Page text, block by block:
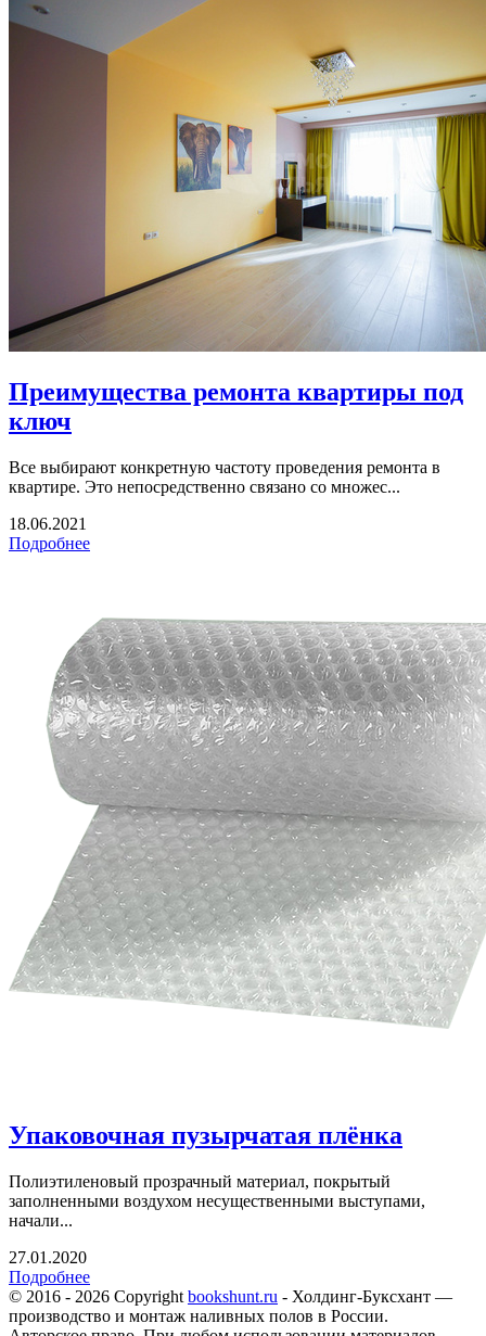
Преимущества ремонта квартиры под
ключ
Все выбирают конкретную частоту проведения ремонта в
квартире. Это непосредственно связано со множес...
18.06.2021
Подробнее
Упаковочная пузырчатая плёнка
Полиэтиленовый прозрачный материал, покрытый
заполненными воздухом несущественными выступами,
начали...
27.01.2020
Подробнее
© 2016 - 2026 Copyright bookshunt.ru - Холдинг-Буксхант —
производство и монтаж наливных полов в России.